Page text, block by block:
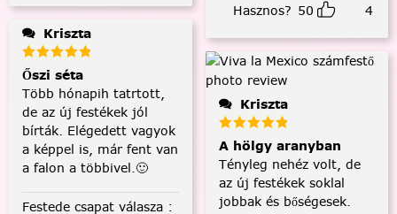
Kriszta
Őszi séta
Több hónapih tatrtott,
de az új festékek jól
bírták. Elégedett vagyok
a képpel is, már fent van
a falon a többivel.🙂
Festede csapat válasza :
Hasznos? 50 4
Kriszta
A hölgy aranyban
Tényleg nehéz volt, de
az új festékek soklal
jobbak és bőségesek.